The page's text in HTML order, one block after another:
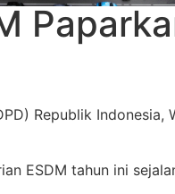
Republik
ESDM tahun ini